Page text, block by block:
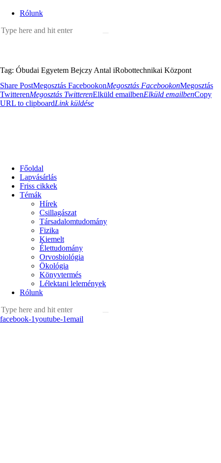
Rólunk
Tag: Óbudai Egyetem Bejczy Antal iRobottechnikai Központ
Share PostMegosztás FacebookonMegosztás FacebookonMegosztás
TwitterenMegosztás TwitterenElküld emailbenElküld emailbenCopy
URL to clipboardLink küldése
Főoldal
Lapvásárlás
Friss cikkek
Témák
Hírek
Csillagászat
Társadalomtudomány
Fizika
Kiemelt
Élettudomány
Orvosbiológia
Ökológia
Könyvtermés
Lélektani lelemények
Rólunk
facebook-1youtube-1email